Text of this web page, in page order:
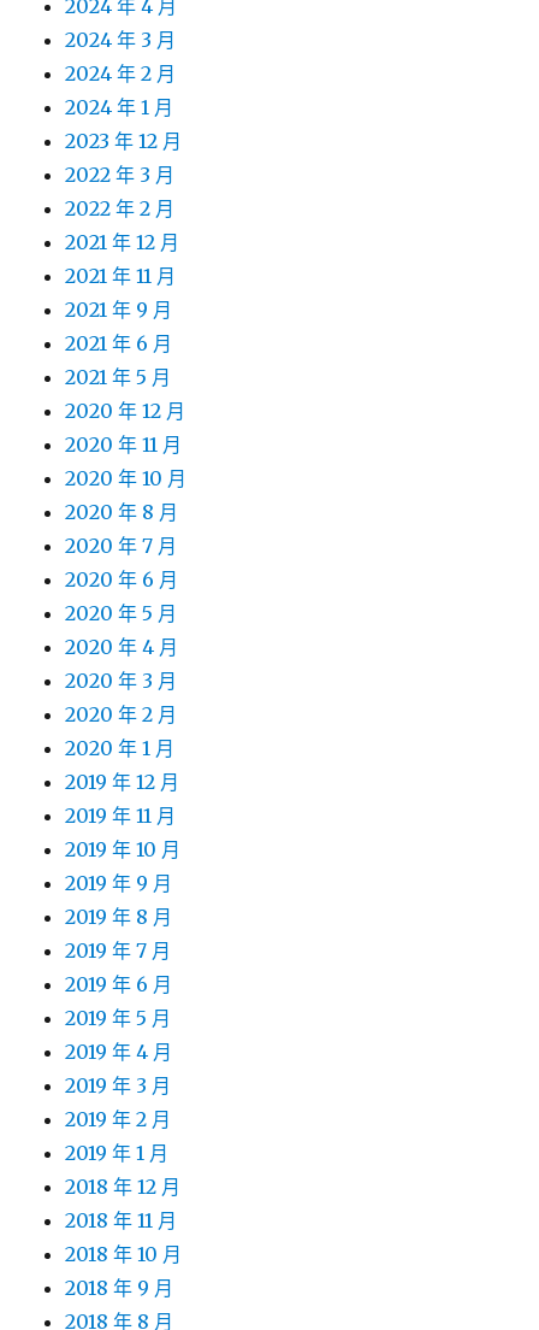
2024 年 4 月
2024 年 3 月
2024 年 2 月
2024 年 1 月
2023 年 12 月
2022 年 3 月
2022 年 2 月
2021 年 12 月
2021 年 11 月
2021 年 9 月
2021 年 6 月
2021 年 5 月
2020 年 12 月
2020 年 11 月
2020 年 10 月
2020 年 8 月
2020 年 7 月
2020 年 6 月
2020 年 5 月
2020 年 4 月
2020 年 3 月
2020 年 2 月
2020 年 1 月
2019 年 12 月
2019 年 11 月
2019 年 10 月
2019 年 9 月
2019 年 8 月
2019 年 7 月
2019 年 6 月
2019 年 5 月
2019 年 4 月
2019 年 3 月
2019 年 2 月
2019 年 1 月
2018 年 12 月
2018 年 11 月
2018 年 10 月
2018 年 9 月
2018 年 8 月